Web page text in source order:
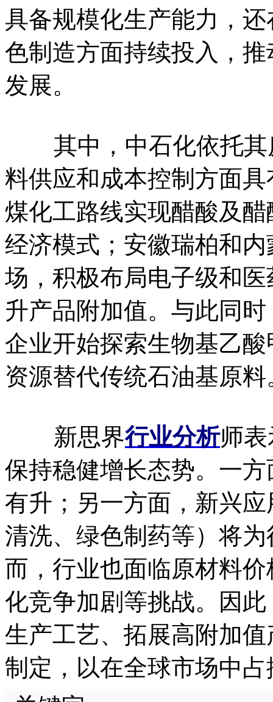
具备规模化生产能力，
色制造方面持续投入，
发展。
其中，中石化依托其
料供应和成本控制方面
煤化工路线实现醋酸及
经济模式；安徽瑞柏和
场，积极布局电子级和
升产品附加值。与此同
企业开始探索生物基乙
资源替代传统石油基原料
新思界行业分析师
保持稳健增长态势。一
有升；另一方面，新兴
清洗、绿色制药等）将
而，行业也面临原材料
化竞争加剧等挑战。因
生产工艺、拓展高附加
制定，以在全球市场中